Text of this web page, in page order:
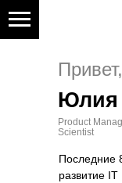
Юлия
Product
Scientist
Последние
развитие